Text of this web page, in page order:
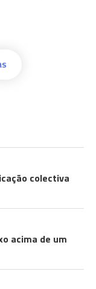
colectiva
acima de um